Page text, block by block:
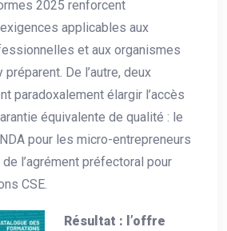
2025 renforcent
applicables aux
et aux organismes
De l’autre, deux
paradoxalement élargir l’accès
équivalente de qualité : le
pour les micro-entrepreneurs
l’agrément préfectoral pour
CSE.
Résultat : l’offre